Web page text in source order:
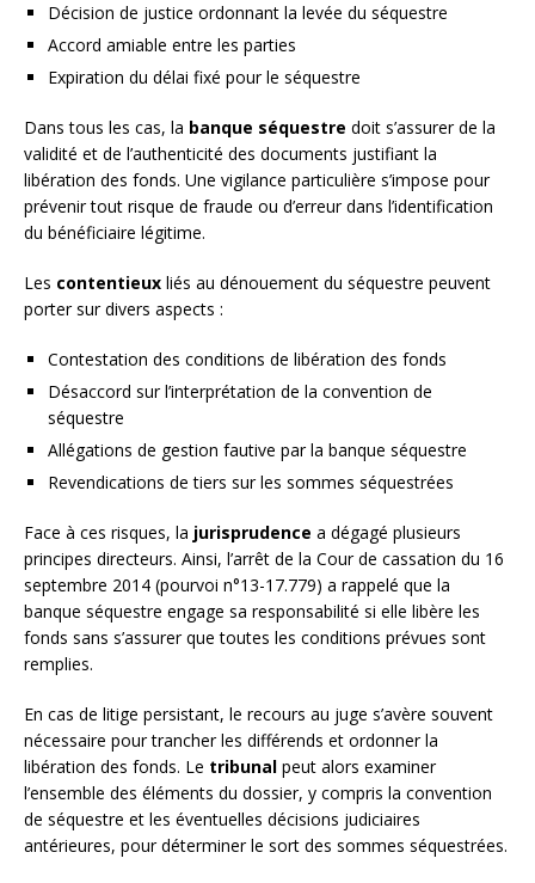
Décision de justice ordonnant la levée du séquestre
Accord amiable entre les parties
Expiration du délai fixé pour le séquestre
Dans tous les cas, la banque séquestre doit s’assurer de la
validité et de l’authenticité des documents justifiant la
libération des fonds. Une vigilance particulière s’impose pour
prévenir tout risque de fraude ou d’erreur dans l’identification
du bénéficiaire légitime.
Les contentieux liés au dénouement du séquestre peuvent
porter sur divers aspects :
Contestation des conditions de libération des fonds
Désaccord sur l’interprétation de la convention de
séquestre
Allégations de gestion fautive par la banque séquestre
Revendications de tiers sur les sommes séquestrées
Face à ces risques, la jurisprudence a dégagé plusieurs
principes directeurs. Ainsi, l’arrêt de la Cour de cassation du 16
septembre 2014 (pourvoi n°13-17.779) a rappelé que la
banque séquestre engage sa responsabilité si elle libère les
fonds sans s’assurer que toutes les conditions prévues sont
remplies.
En cas de litige persistant, le recours au juge s’avère souvent
nécessaire pour trancher les différends et ordonner la
libération des fonds. Le tribunal peut alors examiner
l’ensemble des éléments du dossier, y compris la convention
de séquestre et les éventuelles décisions judiciaires
antérieures, pour déterminer le sort des sommes séquestrées.